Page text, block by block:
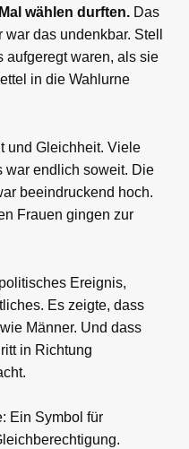
wählen durften. Das
das undenkbar. Stell
aufgeregt waren, als sie
in die Wahlurne
und Gleichheit. Viele
war endlich soweit. Die
beeindruckend hoch.
Frauen gingen zur
Ereignis,
Es zeigte, dass
Männer. Und dass
in Richtung
Ein Symbol für